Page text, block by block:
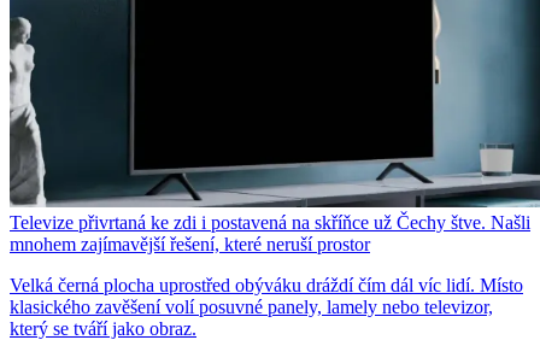
Televize přivrtaná ke zdi i postavená na skříňce už Čechy štve. Našli
mnohem zajímavější řešení, které neruší prostor
Velká černá plocha uprostřed obýváku dráždí čím dál víc lidí. Místo
klasického zavěšení volí posuvné panely, lamely nebo televizor,
který se tváří jako obraz.